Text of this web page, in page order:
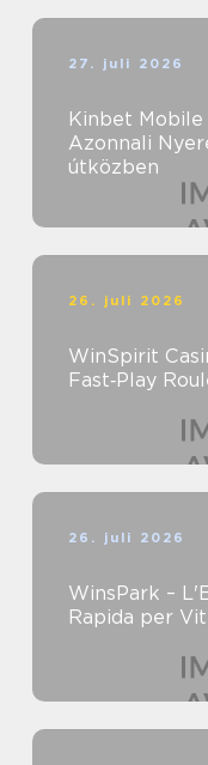
27. juli 2026
Kinbet Mobile
Azonnali
útközben
26. juli 2026
WinSpirit
Fast‑Play
26. juli 2026
WinsPark –
Rapida per